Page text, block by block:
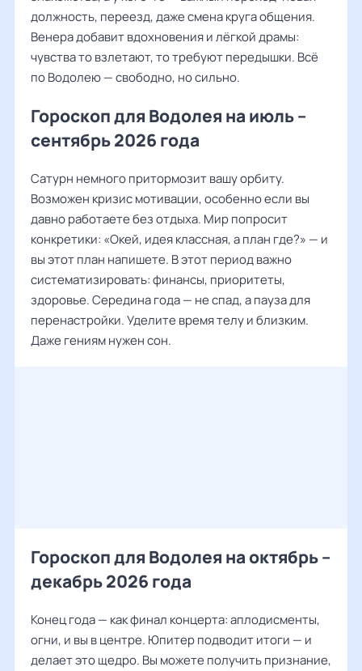
должность, переезд, даже смена круга общения.
Венера добавит вдохновения и лёгкой драмы:
чувства то взлетают, то требуют передышки. Всё
по Водолею — свободно, но сильно.
Гороскоп для Водолея на июль –
сентябрь 2026 года
Сатурн немного притормозит вашу орбиту.
Возможен кризис мотивации, особенно если вы
давно работаете без отдыха. Мир попросит
конкретики: «Окей, идея классная, а план где?» — и
вы этот план напишете. В этот период важно
систематизировать: финансы, приоритеты,
здоровье. Середина года — не спад, а пауза для
перенастройки. Уделите время телу и близким.
Даже гениям нужен сон.
Гороскоп для Водолея на октябрь –
декабрь 2026 года
Конец года — как финал концерта: аплодисменты,
огни, и вы в центре. Юпитер подводит итоги — и
делает это щедро. Вы можете получить признание,